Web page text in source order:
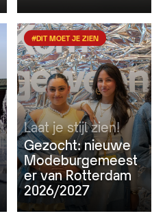
#DIT MOET JE ZIEN
Laat je stijl zien!
Gezocht: nieuwe
Modeburgemeest
er van Rotterdam
2026/2027